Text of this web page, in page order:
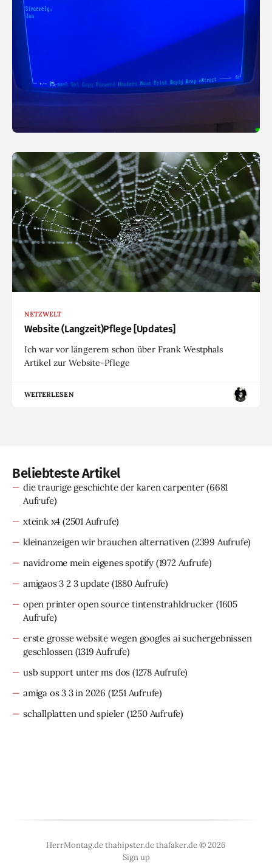
NETZWELT
Website (Langzeit)Pflege [Updates]
Ich war vor längerem schon über Frank Westphals
Artikel zur Website-Pflege
WEITERLESEN
Beliebteste Artikel
die traurige geschichte der karen carpenter(6681
Aufrufe)
xteink x4 (2501 Aufrufe)
kleinanzeigen wir brauchen alternativen (2399 Aufrufe)
navidrome mein eigenes spotify (1972 Aufrufe)
amigaos 3 2 3 update (1880 Aufrufe)
open printer open source tintenstrahldrucker (1605
Aufrufe)
erste grosse website wegen googles ai suchergebnissen
geschlossen (1319 Aufrufe)
usb support unter ms dos (1278 Aufrufe)
amiga os 3 3 in 2026 (1251 Aufrufe)
schallplatten und spieler (1250 Aufrufe)
HerrMontag.de thahipster.de thafaker.de © 2026
Sign up